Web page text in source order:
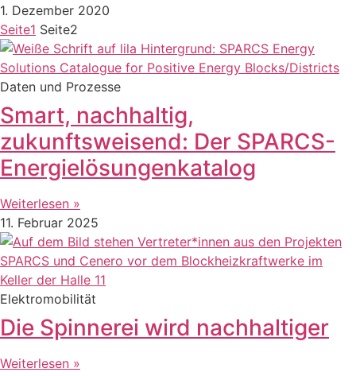
1. Dezember 2020
Seite1 Seite2
Daten und Prozesse
Smart, nachhaltig,
zukunftsweisend: Der SPARCS-
Energielösungenkatalog
Weiterlesen »
11. Februar 2025
Elektromobilität
Die Spinnerei wird nachhaltiger
Weiterlesen »